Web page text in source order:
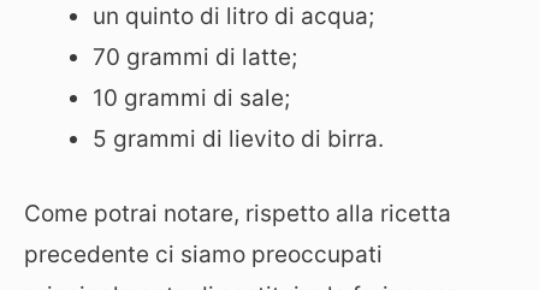
un quinto di litro di acqua;
70 grammi di latte;
10 grammi di sale;
5 grammi di lievito di birra.
Come potrai notare, rispetto alla ricetta
precedente ci siamo preoccupati